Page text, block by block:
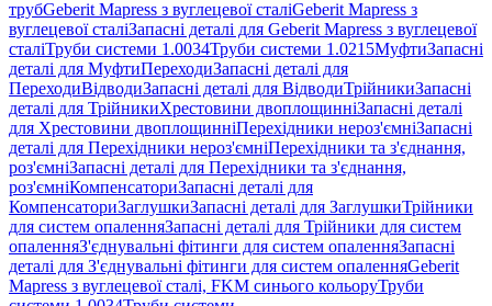
трубGeberit Mapress з вуглецевої сталіGeberit Mapress з
вуглецевої сталіЗапасні деталі для Geberit Mapress з вуглецевої
сталіТруби системи 1.0034Труби системи 1.0215МуфтиЗапасні
деталі для МуфтиПереходиЗапасні деталі для
ПереходиВідводиЗапасні деталі для ВідводиТрійникиЗапасні
деталі для ТрійникиХрестовини двоплощинніЗапасні деталі
для Хрестовини двоплощинніПерехідники нероз'ємніЗапасні
деталі для Перехідники нероз'ємніПерехідники та з'єднання,
роз'ємніЗапасні деталі для Перехідники та з'єднання,
роз'ємніКомпенсаториЗапасні деталі для
КомпенсаториЗаглушкиЗапасні деталі для ЗаглушкиТрійники
для систем опаленняЗапасні деталі для Трійники для систем
опаленняЗ'єднувальні фітинги для систем опаленняЗапасні
деталі для З'єднувальні фітинги для систем опаленняGeberit
Mapress з вуглецевої сталі, FKM синього кольоруТруби